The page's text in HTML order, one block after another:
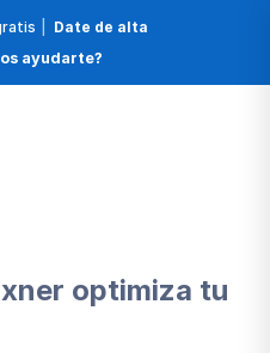
Date de alta
ayudarte?
optimiza tu